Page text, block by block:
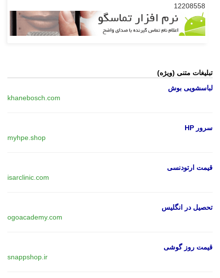
12208558
تبلیغات متنی (ویژه)
لباسشویی بوش
khanebosch.com
سرور HP
myhpe.shop
قیمت ارتودنسی
isarclinic.com
تحصیل در انگلیس
ogoacademy.com
قیمت روز گوشی
snappshop.ir